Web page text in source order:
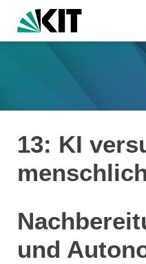
13: KI
und